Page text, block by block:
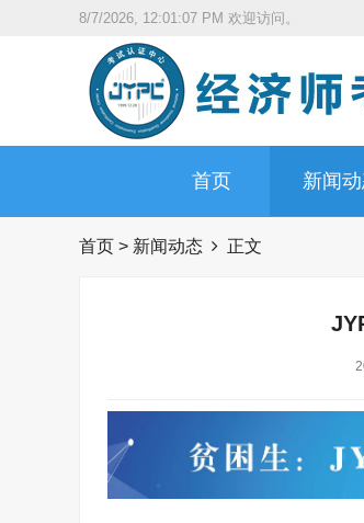
8/7/2026, 12:01:09 PM 欢迎访问。
首页 新闻
首页 > 新闻动态 正文